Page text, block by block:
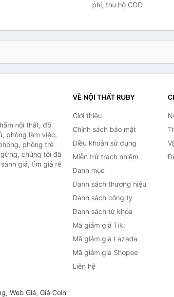
phí, thu hộ COD
nội thất, đồ
phòng làm việc,
phòng trẻ
chúng tôi đã
giá, tìm giá rẻ
VỀ NỘI THẤT RUBY
Giới thiệu
Chính sách bảo mật
Điều khoản sử dụng
Miễn trừ trách nhiệm
Danh mục
Danh sách thương hiệu
Danh sách công ty
Danh sách từ khóa
Mã giảm giá Tiki
Mã giảm giá Lazada
Mã giảm giá Shopee
Liên hệ
, Web Giá, Giá Coin